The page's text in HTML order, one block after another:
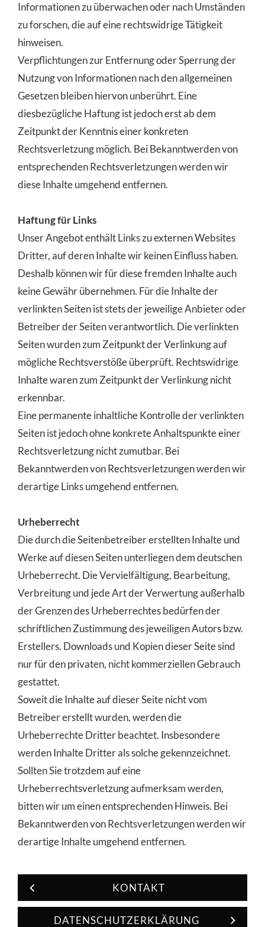
Informationen zu überwachen oder nach Umständen
zu forschen, die auf eine rechtswidrige Tätigkeit
hinweisen.
Verpflichtungen zur Entfernung oder Sperrung der
Nutzung von Informationen nach den allgemeinen
Gesetzen bleiben hiervon unberührt. Eine
diesbezügliche Haftung ist jedoch erst ab dem
Zeitpunkt der Kenntnis einer konkreten
Rechtsverletzung möglich. Bei Bekanntwerden von
entsprechenden Rechtsverletzungen werden wir
diese Inhalte umgehend entfernen.
Haftung für Links
Unser Angebot enthält Links zu externen Websites
Dritter, auf deren Inhalte wir keinen Einfluss haben.
Deshalb können wir für diese fremden Inhalte auch
keine Gewähr übernehmen. Für die Inhalte der
verlinkten Seiten ist stets der jeweilige Anbieter oder
Betreiber der Seiten verantwortlich. Die verlinkten
Seiten wurden zum Zeitpunkt der Verlinkung auf
mögliche Rechtsverstöße überprüft. Rechtswidrige
Inhalte waren zum Zeitpunkt der Verlinkung nicht
erkennbar.
Eine permanente inhaltliche Kontrolle der verlinkten
Seiten ist jedoch ohne konkrete Anhaltspunkte einer
Rechtsverletzung nicht zumutbar. Bei
Bekanntwerden von Rechtsverletzungen werden wir
derartige Links umgehend entfernen.
Urheberrecht
Die durch die Seitenbetreiber erstellten Inhalte und
Werke auf diesen Seiten unterliegen dem deutschen
Urheberrecht. Die Vervielfältigung, Bearbeitung,
Verbreitung und jede Art der Verwertung außerhalb
der Grenzen des Urheberrechtes bedürfen der
schriftlichen Zustimmung des jeweiligen Autors bzw.
Erstellers. Downloads und Kopien dieser Seite sind
nur für den privaten, nicht kommerziellen Gebrauch
gestattet.
Soweit die Inhalte auf dieser Seite nicht vom
Betreiber erstellt wurden, werden die
Urheberrechte Dritter beachtet. Insbesondere
werden Inhalte Dritter als solche gekennzeichnet.
Sollten Sie trotzdem auf eine
Urheberrechtsverletzung aufmerksam werden,
bitten wir um einen entsprechenden Hinweis. Bei
Bekanntwerden von Rechtsverletzungen werden wir
derartige Inhalte umgehend entfernen.
KONTAKT
DATENSCHUTZERKLÄRUNG